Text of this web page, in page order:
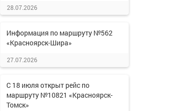
28.07.2026
Информация по маршруту №562
«Красноярск-Шира»
27.07.2026
С 18 июля открыт рейс по
маршруту №10821 «Красноярск-
Томск»